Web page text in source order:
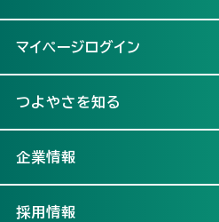
マイページログイン
つよやさを知る
企業情報
採用情報